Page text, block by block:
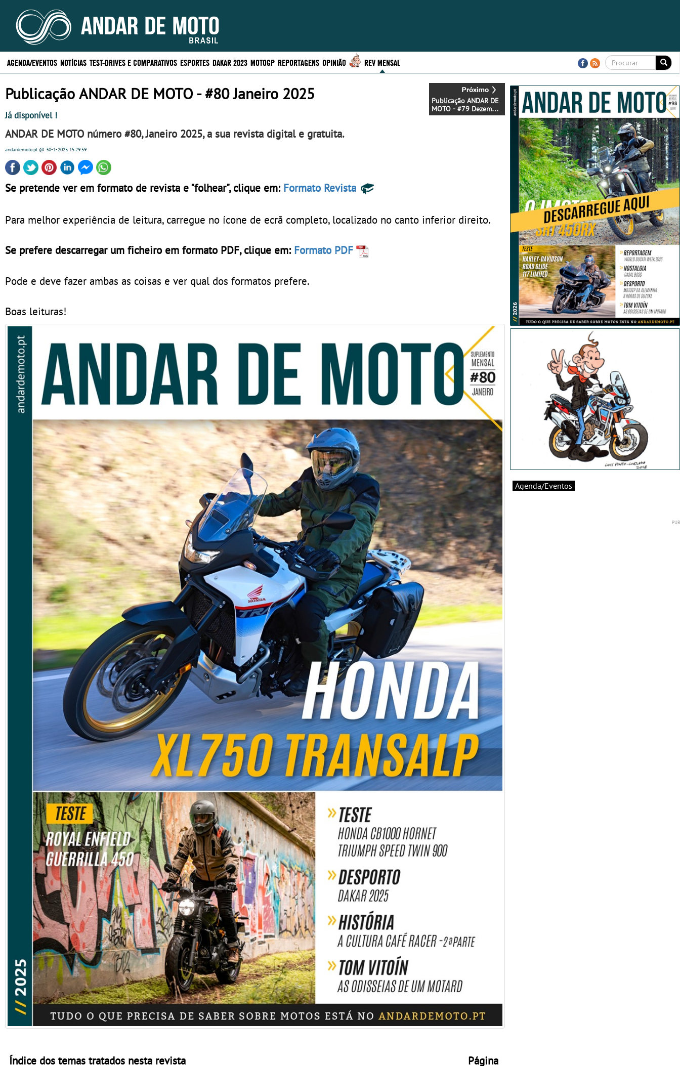
AGENDA/EVENTOS NOTÍCIAS TEST-DRIVES E COMPARATIVOS ESPORTES DAKAR 2023 MOTOGP REPORTAGENS OPINIÃO REV MENSAL
Publicação ANDAR DE
MOTO - #79 Dezembro
2024 - Já disponível !
Publicação ANDAR DE MOTO - #80 Janeiro 2025
Já disponível !
ANDAR DE MOTO número #80,Janeiro 2025, a sua revista digital e gratuita.
andardemoto.pt@ 30-1-2025 15:29:59
Se pretende ver em formato de revista e "folhear", clique em: Formato Revista
Para melhor experiência de leitura, carregue no ícone de ecrã completo, localizado no canto inferior direito.
Se prefere descarregar um ficheiro em formato PDF, clique em: Formato PDF
Pode e deve fazer ambas as coisas e ver qual dos formatos prefere.
Boas leituras!
Índice dos temas tratados nesta revista
Página
Agenda/Eventos